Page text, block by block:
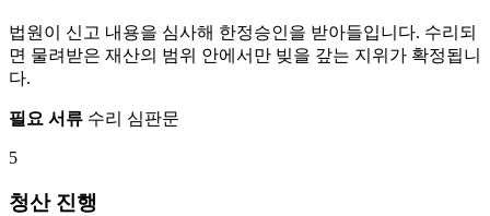
법원이 신고 내용을 심사해 한정승인을 받아들입니다. 수리되
면 물려받은 재산의 범위 안에서만 빚을 갚는 지위가 확정됩니
다.
필요 서류 수리 심판문
5
청산 진행